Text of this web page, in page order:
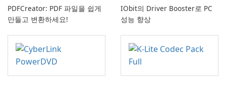
PDFCreator: PDF 파일을 쉽게
만들고 변환하세요!
IObit의 Driver Booster로 PC
성능 향상